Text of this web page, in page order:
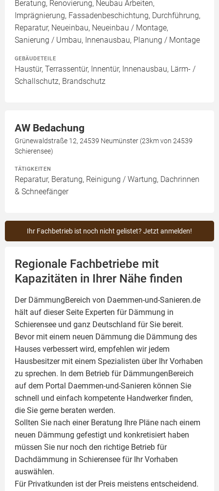
Beratung, Renovierung, Neubau Arbeiten,
Imprägnierung, Fassadenbeschichtung, Durchführung,
Reparatur, Neueinbau, Neueinbau / Montage,
Sanierung / Umbau, Innenausbau, Planung / Montage
GEBÄUDETEILE
Haustür, Terrassentür, Innentür, Innenausbau, Lärm- /
Schallschutz, Brandschutz
AW Bedachung
Grünewaldstraße 12, 24539 Neumünster (23km von 24539
Schierensee)
TÄTIGKEITEN
Reparatur, Beratung, Reinigung / Wartung, Dachrinnen
& Schneefänger
Ihr Fachbetrieb ist noch nicht gelistet? Jetzt anmelden!
Regionale Fachbetriebe mit
Kapazitäten in Ihrer Nähe finden
Der DämmungBereich von Daemmen-und-Sanieren.de
hält auf dieser Seite Experten für Dämmung in
Schierensee und ganz Deutschland für Sie bereit.
Bevor mit einem neuen Dämmung die Dämmung des
Hauses verbessert wird, empfehlen wir jedem
Hausbesitzer mit einem Spezialisten über Ihr Vorhaben
zu sprechen. In dem Betrieb für DämmungenBereich
auf dem Portal Daemmen-und-Sanieren können Sie
schnell und einfach kompetente Handwerker finden,
die Sie gerne beraten werden.
Sollten Sie nach einer Beratung Ihre Pläne nach einem
neuen Dämmung gefestigt und konkretisiert haben
müssen Sie nur noch den richtige Betrieb für
Dachdämmung in Schierensee für Ihr Vorhaben
auswählen.
Für Privatkunden ist der Preis meistens entscheidend.